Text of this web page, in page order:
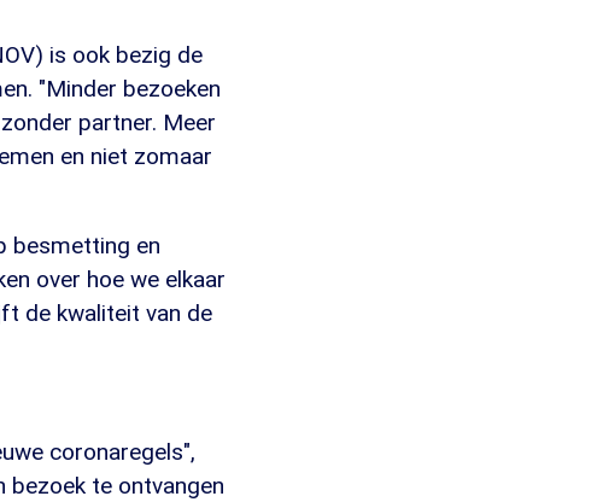
is ook bezig de
"Minder bezoeken
partner. Meer
en niet zomaar
besmetting en
over hoe we elkaar
de kwaliteit van de
coronaregels",
bezoek te ontvangen